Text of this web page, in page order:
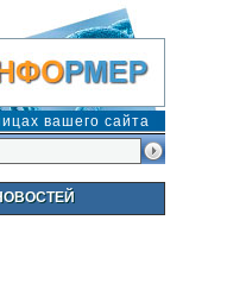
вашего сайта